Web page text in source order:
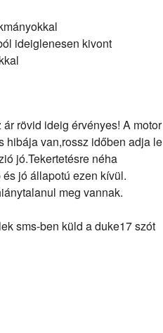
ideiglenesen kivont
rövid ideig érvényes! A motor
hibája van,rossz időben adja le
jó.Tekertetésre néha
jó állapotú ezen kívül.
meg vannak.
sms-ben küld a duke17 szót